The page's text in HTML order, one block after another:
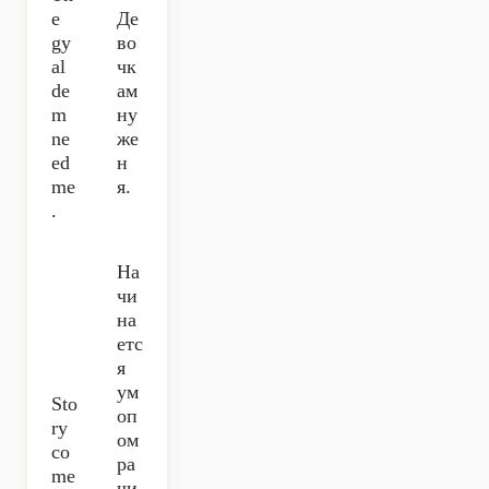
e
gy
al
de
m
ne
ed
me
.
Де
во
чк
ам
ну
же
н
я.
Sto
ry
co
me
На
чи
на
етс
я
ум
оп
ом
ра